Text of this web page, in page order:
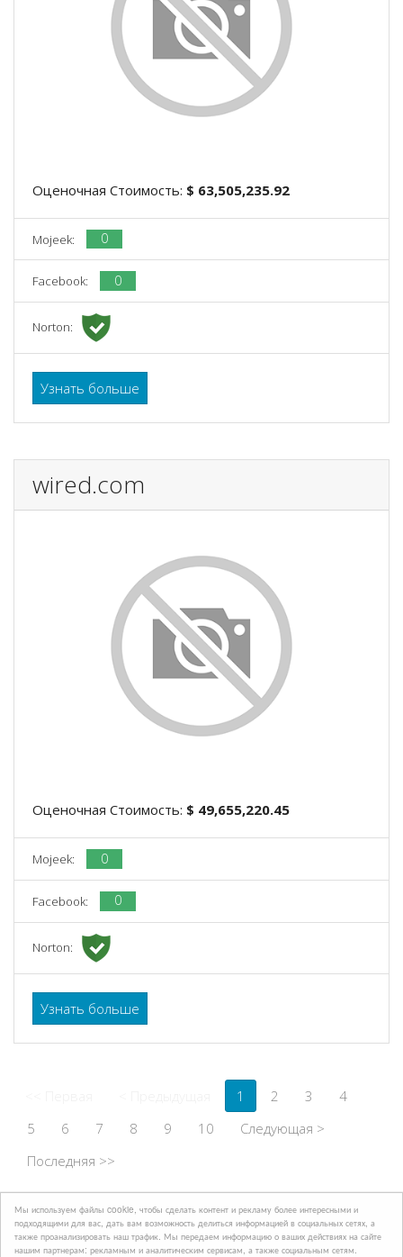
Мы используем файлы cookie, чтобы сделать контент и рекламу более интересными и
подходящими для вас, дать вам возможность делиться информацией в социальных сетях, а
также проанализировать наш трафик. Мы передаем информацию о ваших действиях на сайте
нашим партнерам: рекламным и аналитическим сервисам, а также социальным сетям.
Оценочная Стоимость: $ 63,505,235.92
Mojeek: 0
Facebook: 0
Norton:
Узнать больше
wired.com
Оценочная Стоимость: $ 49,655,220.45
Mojeek: 0
Facebook: 0
Norton:
Узнать больше
1 2 3
4
5
6 7 8 9 10
Следующая >
Последняя >>
Developed by BIOXNET PAGINAS WEB MONTERREY
Политика конфиденциальности